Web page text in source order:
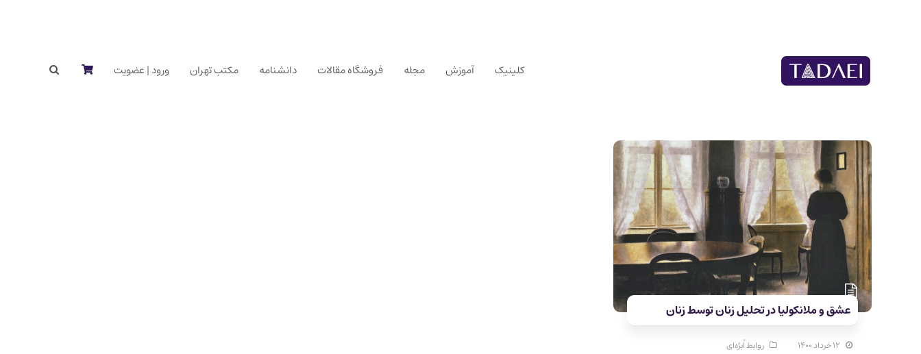
کلینیک آموزش مجله فروشگاه مقالات دانشنامه مکتب تهران ورود | عضویت
عشق و ملانکولیا در تحلیل زنان توسط زنان
۱۲ خرداد ۱۴۰۰ روابط اُبژه‌ای